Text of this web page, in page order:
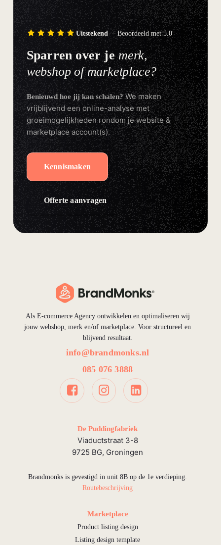
Uitstekend– Beoordeeld met 5.0
Sparren over jemerk,
webshop of marketplace?
Benieuwd hoe jij kan schalen?We maken
vrijblijvend een online-analyse met
groeimogelijkheden rondom je website &
marketplace account(s).
Kennismaken
Offerte aanvragen
Als E-commerce Agency ontwikkelen en optimaliseren wij
jouw webshop, merk en/of marketplace. Voor structureel en
blijvend resultaat.
info@brandmonks.nl
085 076 3888
De Puddingfabriek
Viaductstraat 3-8
9725 BG, Groningen
Brandmonks is gevestigd in unit 8B op de 1e verdieping.
Routebeschrijving
Marketplace
Product listing design
Listing design template